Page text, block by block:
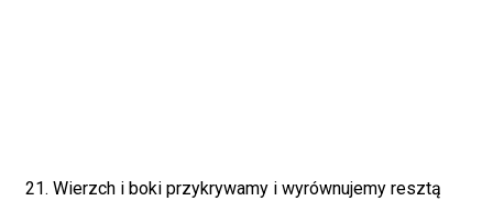
Wierzch i boki przykrywamy i wyrównujemy resztą